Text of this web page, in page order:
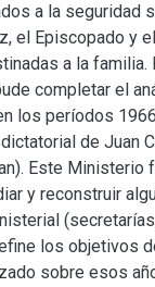
a la seguridad
el Episcopado y
a la
completar el
los períodos
de
Este Ministerio
y reconstruir
los objetivos
sobre esos